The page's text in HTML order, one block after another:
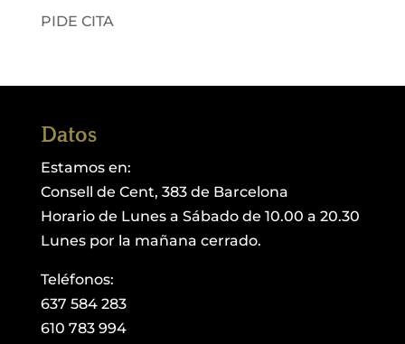
PIDE CITA
Datos
Estamos en:
Consell de Cent, 383 de Barcelona
Horario de Lunes a Sábado de 10.00 a 20.30
Lunes por la mañana cerrado.
Teléfonos:
637 584 283
610 783 994